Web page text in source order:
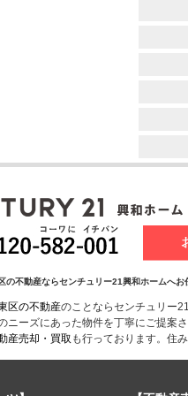
の不動産ならセンチュリー21興和ホームへお
区の不動産のことならセンチュリー
ニーズにあった物件を丁寧にご提案
産売却・買取 も行っております。住